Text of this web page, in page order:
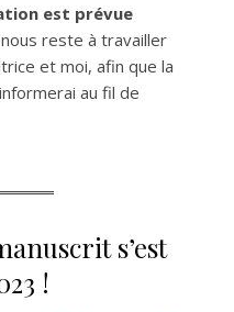
est prévue
reste à travailler
et moi, afin que la
au fil de
s’est
!